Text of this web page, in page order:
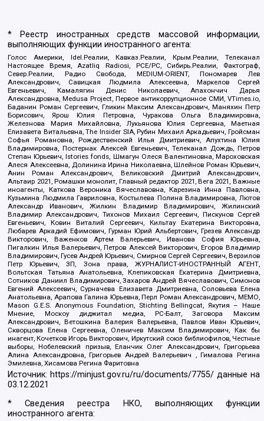
* Реестр иностранных средств массовой информации,
выполняющих функции иностранного агента:
Голос Америки, Idel.Реалии, Кавказ.Реалии, Крым.Реалии, Телеканал
Настоящее Время, Azatliq Radiosi, PCE/PC, Сибирь.Реалии, Фактограф,
Север.Реалии, Радио Свобода, MEDIUM-ORIENT, Пономарев Лев
Александрович, Савицкая Людмила Алексеевна, Маркелов Сергей
Евгеньевич, Камалягин Денис Николаевич, Апахончич Дарья
Александровна, Medusa Project, Первое антикоррупционное СМИ, VTimes.io,
Баданин Роман Сергеевич, Гликин Максим Александрович, Маняхин Петр
Борисович, Ярош Юлия Петровна, Чуракова Ольга Владимировна,
Железнова Мария Михайловна, Лукьянова Юлия Сергеевна, Маетная
Елизавета Витальевна, The Insider SIA, Рубин Михаил Аркадьевич, Гройсман
Софья Романовна, Рождественский Илья Дмитриевич, Апухтина Юлия
Владимировна, Постернак Алексей Евгеньевич, Телеканал Дождь, Петров
Степан Юрьевич, Istories fonds, Шмагун Олеся Валентиновна, Мароховская
Алеся Алексеевна, Долинина Ирина Николаевна, Шлейнов Роман Юрьевич,
Анин Роман Александрович, Великовский Дмитрий Александрович,
Альтаир 2021, Ромашки монолит, Главный редактор 2021, Вега 2021, Важные
иноагенты, Каткова Вероника Вячеславовна, Карезина Инна Павловна,
Кузьмина Людмила Гавриловна, Костылева Полина Владимировна, Лютов
Александр Иванович, Жилкин Владимир Владимирович, Жилинский
Владимир Александрович, Тихонов Михаил Сергеевич, Пискунов Сергей
Евгеньевич, Ковин Виталий Сергеевич, Кильтау Екатерина Викторовна,
Любарев Аркадий Ефимович, Гурман Юрий Альбертович, Грезев Александр
Викторович, Важенков Артем Валерьевич, Иванова София Юрьевна,
Пигалкин Илья Валерьевич, Петров Алексей Викторович, Егоров Владимир
Владимирович, Гусев Андрей Юрьевич, Смирнов Сергей Сергеевич, Верзилов
Петр Юрьевич, ЗП, Зона права, ЖУРНАЛИСТ-ИНОСТРАННЫЙ АГЕНТ,
Вольтская Татьяна Анатольевна, Клепиковская Екатерина Дмитриевна,
Сотников Даниил Владимирович, Захаров Андрей Вячеславович, Симонов
Евгений Алексеевич, Сурначева Елизавета Дмитриевна, Соловьева Елена
Анатольевна, Арапова Галина Юрьевна, Перл Роман Александрович, МЕМО,
Mason G.E.S. Anonymous Foundation, Stichting Bellingcat, Якутия – Наше
Мнение, Москоу диджитал медиа, РС-Балт, Заговора Максим
Александрович, Ветошкина Валерия Валерьевна, Павлов Иван Юрьевич,
Скворцова Елена Сергеевна, Оленичев Максим Владимирович, Как бы
инагент, Кочетков Игорь Викторович, Иркутский союз библиофилов, Честные
выборы, Нобелевский призыв, Еланчик Олег Александрович, Григорьева
Алина Александровна, Григорьев Андрей Валерьевич , Гималова Регина
Эмилевна, Хисамова Регина Фаритовна
Источник:https://minjust.gov.ru/ru/documents/7755/ данные на
03.12.2021
* Сведения реестра НКО, выполняющих функции
иностранного агента: